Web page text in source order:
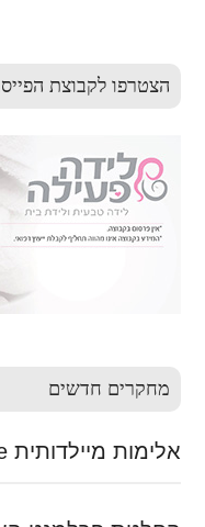
הצטרפו לקבוצת
מחקרים חדשים
אלימות מיילדותית Obstetric Violence